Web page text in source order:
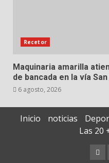
Recetor
Maquinaria amarilla
de bancada en la vía
6 agosto, 2026
Inicio noticias
Las 20